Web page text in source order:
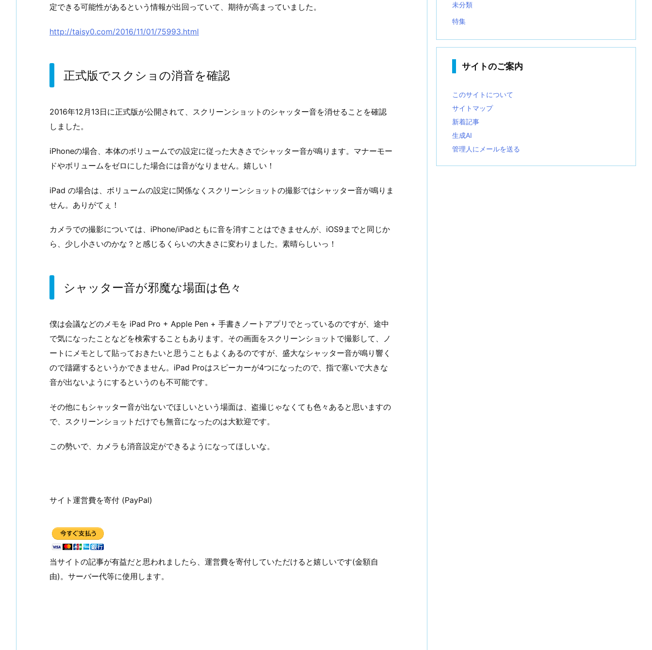
定できる可能性があるという情報が出回っていて、期待が高まっていました。
http://taisy0.com/2016/11/01/75993.html
正式版でスクショの消音を確認
2016年12月13日に正式版が公開されて、スクリーンショットのシャッター音を消せることを確認
しました。
iPhoneの場合、本体のボリュームでの設定に従った大きさでシャッター音が鳴ります。マナーモー
ドやボリュームをゼロにした場合には音がなりません。嬉しい！
iPad の場合は、ボリュームの設定に関係なくスクリーンショットの撮影ではシャッター音が鳴りま
せん。ありがてぇ！
カメラでの撮影については、iPhone/iPadともに音を消すことはできませんが、iOS9までと同じか
ら、少し小さいのかな？と感じるくらいの大きさに変わりました。素晴らしいっ！
シャッター音が邪魔な場面は色々
僕は会議などのメモを iPad Pro + Apple Pen + 手書きノートアプリでとっているのですが、途中
で気になったことなどを検索することもあります。その画面をスクリーンショットで撮影して、ノ
ートにメモとして貼っておきたいと思うこともよくあるのですが、盛大なシャッター音が鳴り響く
ので躊躇するというかできません。iPad Proはスピーカーが4つになったので、指で塞いで大きな
音が出ないようにするというのも不可能です。
その他にもシャッター音が出ないでほしいという場面は、盗撮じゃなくても色々あると思いますの
で、スクリーンショットだけでも無音になったのは大歓迎です。
この勢いで、カメラも消音設定ができるようになってほしいな。
サイト運営費を寄付 (PayPal)
当サイトの記事が有益だと思われましたら、運営費を寄付していただけると嬉しいです(金額自
由)。サーバー代等に使用します。
未分類
特集
サイトのご案内
このサイトについて
サイトマップ
新着記事
生成AI
管理人にメールを送る